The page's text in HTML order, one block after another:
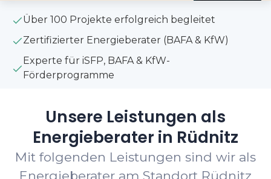
Über 100 Projekte erfolgreich begleitet
Zertifizierter Energieberater (BAFA & KfW)
Experte für iSFP, BAFA & KfW-
Förderprogramme
Unsere Leistungen als
Energieberater in Rüdnitz
Mit folgenden Leistungen sind wir als
Energieberater am Standort Rüdnitz